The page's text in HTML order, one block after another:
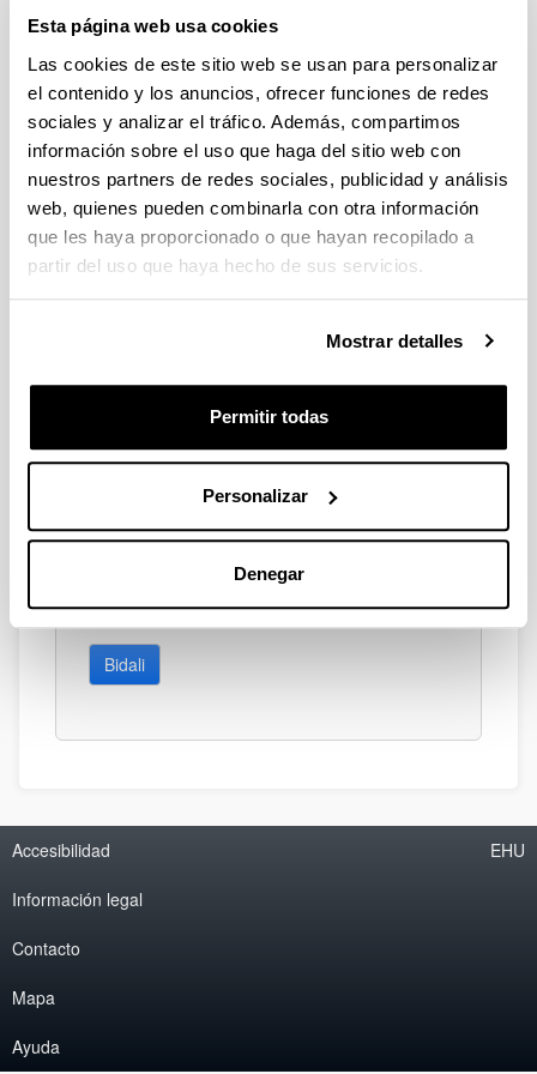
Esta página web usa cookies
Las cookies de este sitio web se usan para personalizar
el contenido y los anuncios, ofrecer funciones de redes
sociales y analizar el tráfico. Además, compartimos
información sobre el uso que haga del sitio web con
nuestros partners de redes sociales, publicidad y análisis
web, quienes pueden combinarla con otra información
que les haya proporcionado o que hayan recopilado a
partir del uso que haya hecho de sus servicios.
Mostrar detalles
Permitir todas
Personalizar
Denegar
Iradokizunak eta eskaerak
Idatzi hemen zure iradokizuna edo eskaera
Derrigorrezko eremuak
Bidali
Accesibilidad
Información legal
Contacto
Mapa
Ayuda
EHU